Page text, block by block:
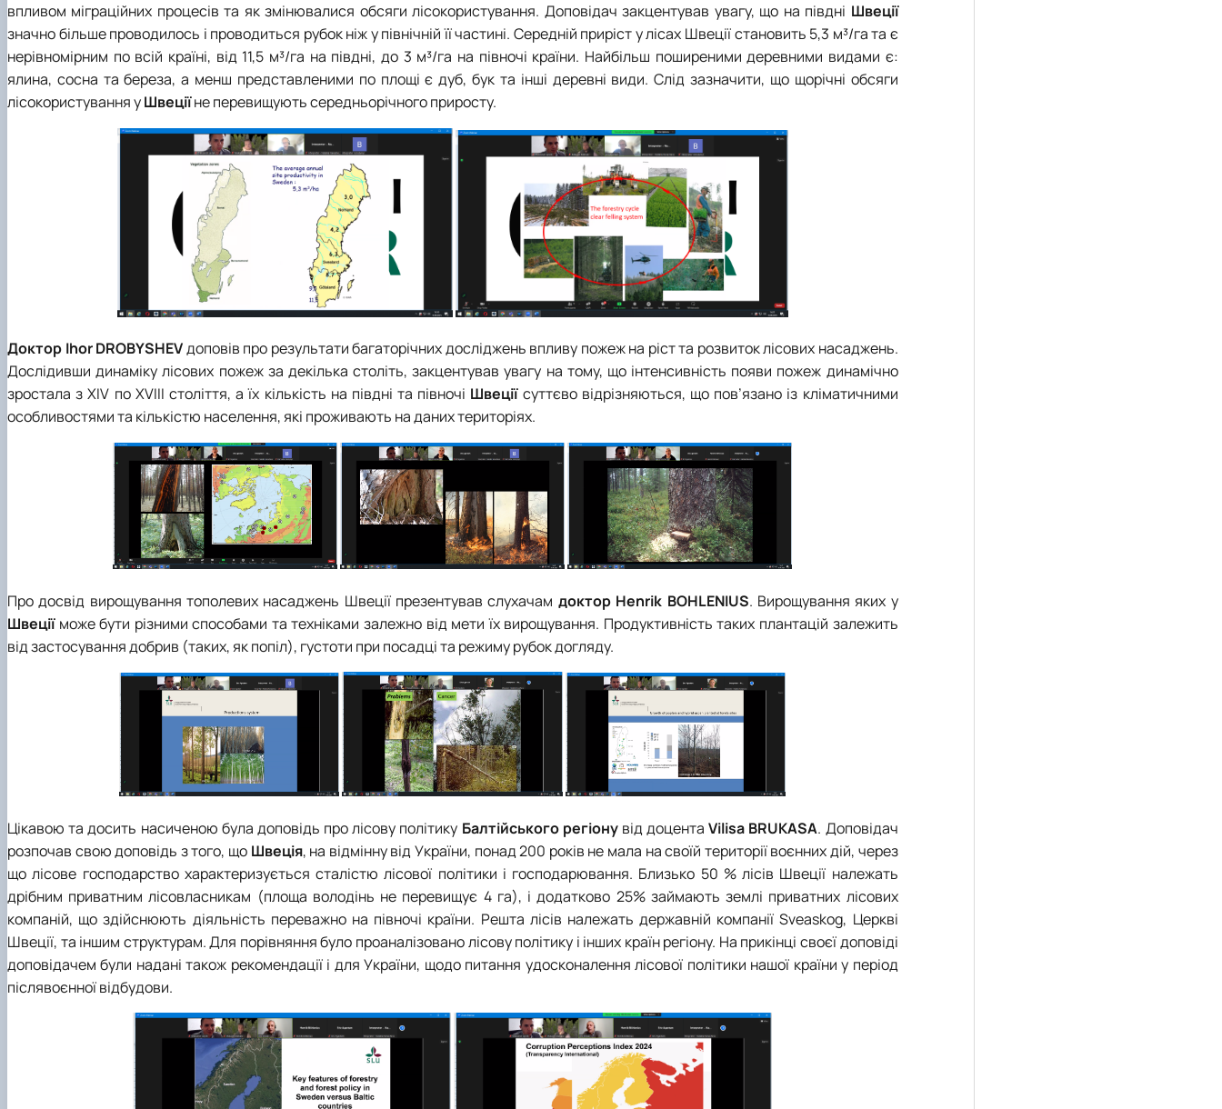
впливом міграційних процесів та як змінювалися обсяги лісокористування. Доповідач закцентував увагу, що на півдні Швеції
значно більше проводилось і проводиться рубок ніж у північній її частині. Середній приріст у лісах Швеції становить 5,3 м³/га та є
нерівномірним по всій країні, від 11,5 м³/га на півдні, до 3 м³/га на півночі країни. Найбільш поширеними деревними видами є:
ялина, сосна та береза, а менш представленими по площі є дуб, бук та інші деревні види. Слід зазначити, що щорічні обсяги
лісокористування уШвеціїне перевищують середньорічного приросту.
Доктор Ihor DROBYSHEVдоповів про результати багаторічних досліджень впливу пожеж на ріст та розвиток лісових насаджень.
Дослідивши динаміку лісових пожеж за декілька століть, закцентував увагу на тому, що інтенсивність появи пожеж динамічно
зростала з XIV по XVIII століття, а їх кількість на півдні та півночі Швеції суттєво відрізняються, що пов’язано із кліматичними
особливостями та кількістю населення, які проживають на даних територіях.
Про досвід вирощування тополевих насаджень Швеції презентував слухачам доктор Henrik BOHLENIUS. Вирощування яких у
Швеції може бути різними способами та техніками залежно від мети їх вирощування. Продуктивність таких плантацій залежить
від застосування добрив (таких, як попіл), густоти при посадці та режиму рубок догляду.
Цікавою та досить насиченою була доповідь про лісову політику Балтійського регіонувід доцентаVilisa BRUKASA. Доповідач
розпочав свою доповідь з того, що Швеція, на відмінну від України, понад 200 років не мала на своїй території воєнних дій, через
що лісове господарство характеризується сталістю лісової політики і господарювання. Близько 50 % лісів Швеції належать
дрібним приватним лісовласникам (площа володінь не перевищує 4 га), і додатково 25% займають землі приватних лісових
компаній, що здійснюють діяльність переважно на півночі країни. Решта лісів належать державній компанії Sveaskog, Церкві
Швеції, та іншим структурам. Для порівняння було проаналізовано лісову політику і інших країн регіону. На прикінці своєї доповіді
доповідачем були надані також рекомендації і для України, щодо питання удосконалення лісової політики нашої країни у період
післявоєнної відбудови.